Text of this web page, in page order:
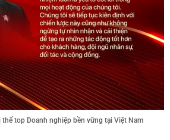
top Doanh nghiệp bền vững tại Việt Nam